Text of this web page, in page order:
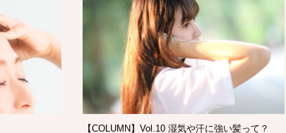
【COLUMN】Vol.10 湿気や汗に強い髪って？